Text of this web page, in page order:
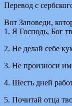
Перевод с
Вот Заповеди,
1. Я Господь, Бог
2. Не делай себе
3. Не произноси
4. Шесть дней
5. Почитай отца